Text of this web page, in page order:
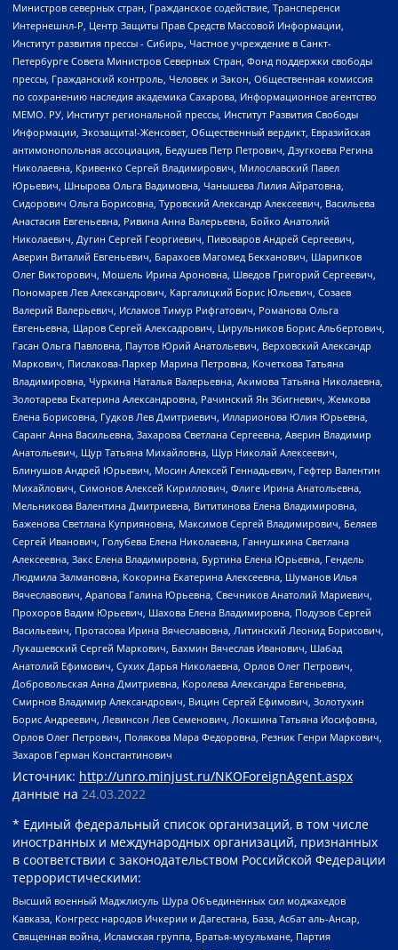
Министров северных стран, Гражданское содействие, Трансперенси
Интернешнл-Р, Центр Защиты Прав Средств Массовой Информации,
Институт развития прессы - Сибирь, Частное учреждение в Санкт-
Петербурге Совета Министров Северных Стран, Фонд поддержки свободы
прессы, Гражданский контроль, Человек и Закон, Общественная комиссия
по сохранению наследия академика Сахарова, Информационное агентство
МЕМО. РУ, Институт региональной прессы, Институт Развития Свободы
Информации, Экозащита!-Женсовет, Общественный вердикт, Евразийская
антимонопольная ассоциация, Бедушев Петр Петрович, Дзугкоева Регина
Николаевна, Кривенко Сергей Владимирович, Милославский Павел
Юрьевич, Шнырова Ольга Вадимовна, Чанышева Лилия Айратовна,
Сидорович Ольга Борисовна, Туровский Александр Алексеевич, Васильева
Анастасия Евгеньевна, Ривина Анна Валерьевна, Бойко Анатолий
Николаевич, Дугин Сергей Георгиевич, Пивоваров Андрей Сергеевич,
Аверин Виталий Евгеньевич, Барахоев Магомед Бекханович, Шарипков
Олег Викторович, Мошель Ирина Ароновна, Шведов Григорий Сергеевич,
Пономарев Лев Александрович, Каргалицкий Борис Юльевич, Созаев
Валерий Валерьевич, Исламов Тимур Рифгатович, Романова Ольга
Евгеньевна, Щаров Сергей Алексадрович, Цирульников Борис Альбертович,
Гасан Ольга Павловна, Паутов Юрий Анатольевич, Верховский Александр
Маркович, Пислакова-Паркер Марина Петровна, Кочеткова Татьяна
Владимировна, Чуркина Наталья Валерьевна, Акимова Татьяна Николаевна,
Золотарева Екатерина Александровна, Рачинский Ян Збигневич, Жемкова
Елена Борисовна, Гудков Лев Дмитриевич, Илларионова Юлия Юрьевна,
Саранг Анна Васильевна, Захарова Светлана Сергеевна, Аверин Владимир
Анатольевич, Щур Татьяна Михайловна, Щур Николай Алексеевич,
Блинушов Андрей Юрьевич, Мосин Алексей Геннадьевич, Гефтер Валентин
Михайлович, Симонов Алексей Кириллович, Флиге Ирина Анатольевна,
Мельникова Валентина Дмитриевна, Вититинова Елена Владимировна,
Баженова Светлана Куприяновна, Максимов Сергей Владимирович, Беляев
Сергей Иванович, Голубева Елена Николаевна, Ганнушкина Светлана
Алексеевна, Закс Елена Владимировна, Буртина Елена Юрьевна, Гендель
Людмила Залмановна, Кокорина Екатерина Алексеевна, Шуманов Илья
Вячеславович, Арапова Галина Юрьевна, Свечников Анатолий Мариевич,
Прохоров Вадим Юрьевич, Шахова Елена Владимировна, Подузов Сергей
Васильевич, Протасова Ирина Вячеславовна, Литинский Леонид Борисович,
Лукашевский Сергей Маркович, Бахмин Вячеслав Иванович, Шабад
Анатолий Ефимович, Сухих Дарья Николаевна, Орлов Олег Петрович,
Добровольская Анна Дмитриевна, Королева Александра Евгеньевна,
Смирнов Владимир Александрович, Вицин Сергей Ефимович, Золотухин
Борис Андреевич, Левинсон Лев Семенович, Локшина Татьяна Иосифовна,
Орлов Олег Петрович, Полякова Мара Федоровна, Резник Генри Маркович,
Захаров Герман Константинович
Источник: http://unro.minjust.ru/NKOForeignAgent.aspx
данные на 24.03.2022
* Единый федеральный список организаций, в том числе
иностранных и международных организаций, признанных
в соответствии с законодательством Российской Федерации
террористическими:
Высший военный Маджлисуль Шура Объединенных сил моджахедов
Кавказа, Конгресс народов Ичкерии и Дагестана, База, Асбат аль-Ансар,
Священная война, Исламская группа, Братья-мусульмане, Партия